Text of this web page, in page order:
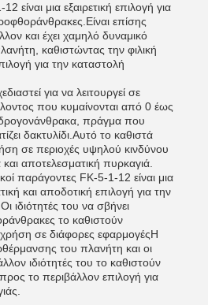
είναι μια εξαιρετική επιλογή για
επίσης
και έχει χαμηλό δυναμικό
καθιστώντας την φιλική
για την καταστολή
για να λειτουργεί σε
που κυμαίνονται από 0 έως
πράγμα που
δακτυλίδι.Αυτό το καθιστά
σε περιοχές υψηλού κινδύνου
και αποτελεσματική πυρκαγιά.
παράγοντες FK-5-1-12 είναι μια
και αποδοτική επιλογή για την
ιδιότητές του να σβήνει
το καθιστούν
χρήση σε διάφορες εφαρμογέςΗ
του πλανήτη και οι
ιδιότητές του το καθιστούν
το περιβάλλον επιλογή για